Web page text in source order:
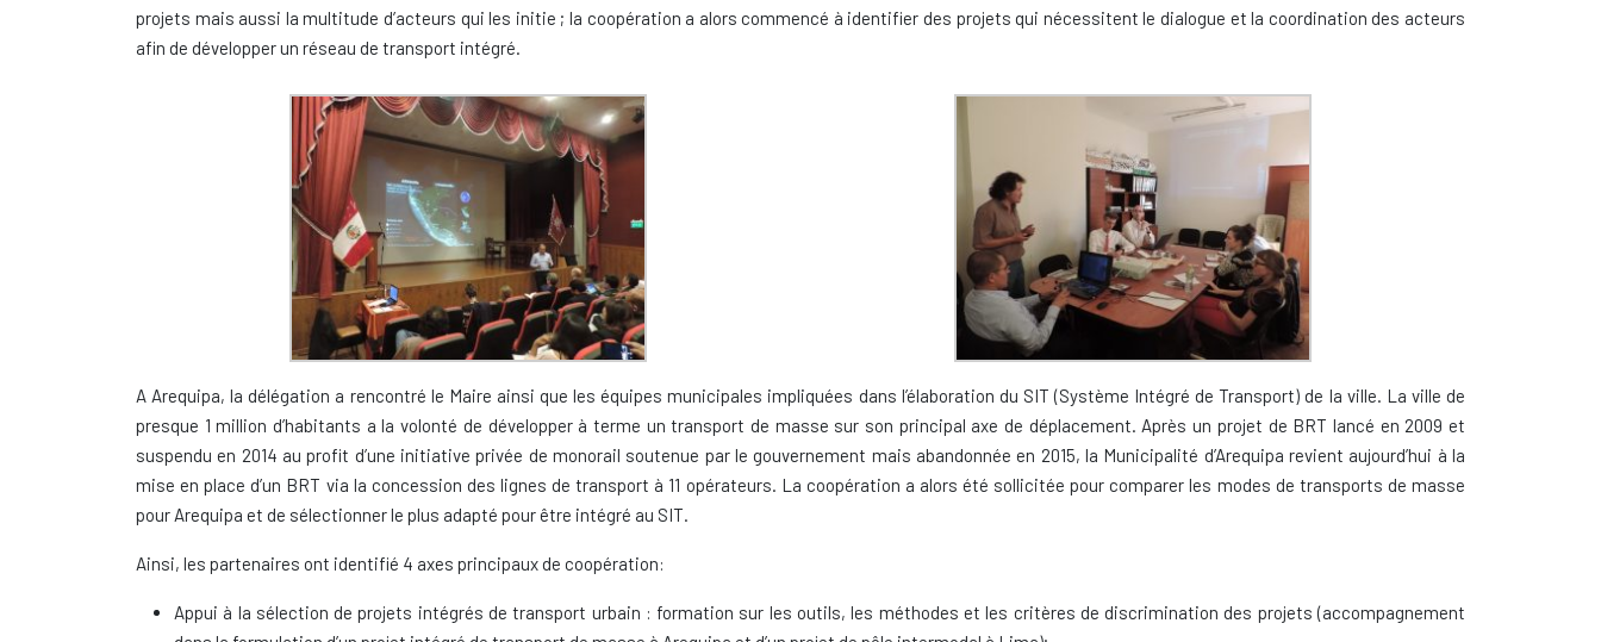
projets mais aussi la multitude d’acteurs qui les initie ; la coopération a alors commencé à identifier des projets qui nécessitent le dialogue et la coordination des acteurs
afin de développer un réseau de transport intégré.
A Arequipa, la délégation a rencontré le Maire ainsi que les équipes municipales impliquées dans l’élaboration du SIT (Système Intégré de Transport) de la ville. La ville de
presque 1 million d’habitants a la volonté de développer à terme un transport de masse sur son principal axe de déplacement. Après un projet de BRT lancé en 2009 et
suspendu en 2014 au profit d’une initiative privée de monorail soutenue par le gouvernement mais abandonnée en 2015, la Municipalité d’Arequipa revient aujourd’hui à la
mise en place d’un BRT via la concession des lignes de transport à 11 opérateurs. La coopération a alors été sollicitée pour comparer les modes de transports de masse
pour Arequipa et de sélectionner le plus adapté pour être intégré au SIT.
Ainsi, les partenaires ont identifié 4 axes principaux de coopération:
Appui à la sélection de projets intégrés de transport urbain : formation sur les outils, les méthodes et les critères de discrimination des projets (accompagnement